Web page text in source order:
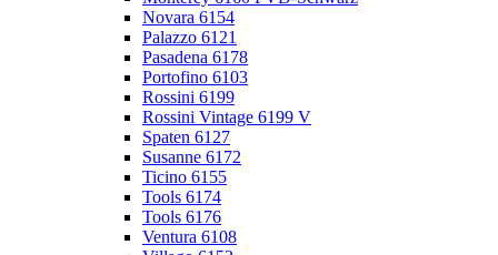
Novara 6154
Palazzo 6121
Pasadena 6178
Portofino 6103
Rossini 6199
Rossini Vintage 6199 V
Spaten 6127
Susanne 6172
Ticino 6155
Tools 6174
Tools 6176
Ventura 6108